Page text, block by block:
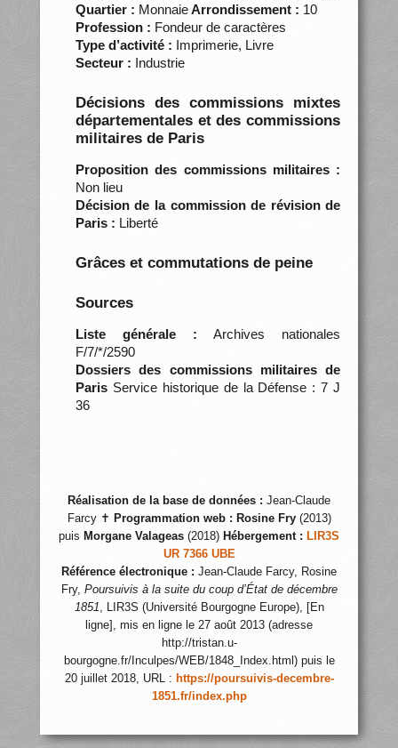
Quartier : MonnaieArrondissement : 10
Profession : Fondeur de caractères
Type d’activité : Imprimerie, Livre
Secteur : Industrie
Décisions des commissions mixtes
départementales et des commissions
militaires de Paris
Proposition des commissions militaires :
Non lieu
Décision de la commission de révision de
Paris : Liberté
Grâces et commutations de peine
Sources
Liste générale : Archives nationales
F/7/*/2590
Dossiers des commissions militaires de
ParisService historique de la Défense : 7 J
36
Réalisation de la base de données : Jean-Claude
Farcy ✝ Programmation web : Rosine Fry(2013)
puis Morgane Valageas (2018) Hébergement : LIR3S
UR 7366 UBE
Référence électronique : Jean-Claude Farcy, Rosine
Fry, Poursuivis à la suite du coup d’État de décembre
1851, LIR3S (Université Bourgogne Europe), [En
ligne], mis en ligne le 27 août 2013 (adresse
http://tristan.u-
bourgogne.fr/Inculpes/WEB/1848_Index.html) puis le
20 juillet 2018, URL : https://poursuivis-decembre-
1851.fr/index.php